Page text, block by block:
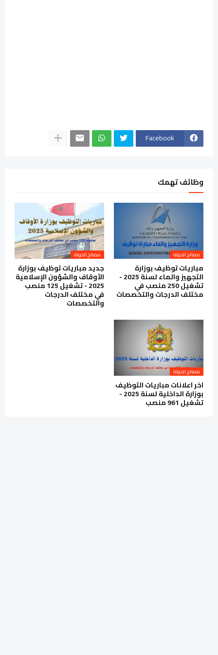
Facebook
وظائف تهمك
مصالح الدولة
مباريات توظيف بوزارة
التجهيز والماء لسنة 2025 -
تشغيل 250 منصب في
مختلف الدرجات والتخصصات
مصالح الدولة
جديد مباريات توظيف بوزارة
الأوقاف والشؤون الإسلامية
2025 - تشغيل 125 منصب
في مختلف الدرجات
والتخصصات
مصالح الدولة
اخر اعلانات مباريات التوظيف
بوزارة الداخلية لسنة 2025 -
تشغيل 961 منصب